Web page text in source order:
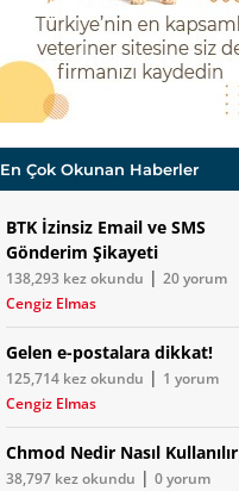
En Çok Okunan Haberler
BTK İzinsiz Email ve SMS
Gönderim Şikayeti
138,293 kez okundu | 20 yorum
Cengiz Elmas
Gelen e-postalara dikkat!
125,714 kez okundu | 1 yorum
Cengiz Elmas
Chmod Nedir Nasıl Kullanılır
38,797 kez okundu | 0 yorum